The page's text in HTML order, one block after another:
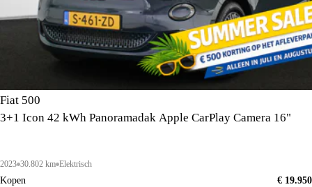
Fiat 500
3+1 Icon 42 kWh Panoramadak Apple CarPlay Camera 16"
2023 30.802 km Elektrisch
Kopen
€ 19.950